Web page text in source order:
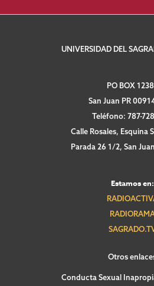
UNIVERSIDAD DEL
PO BOX
San Juan PR
Teléfono: 787-
Calle Rosales, Esquina
Parada 26 1/2, San
Estamos en:
Otros
Conducta Sexual